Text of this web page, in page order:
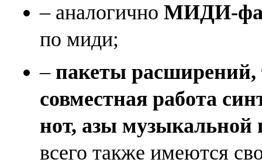
– аналогично МИДИ-
по миди;
– пакеты
совместная работа
нот, азы музыкальной
всего также имеются